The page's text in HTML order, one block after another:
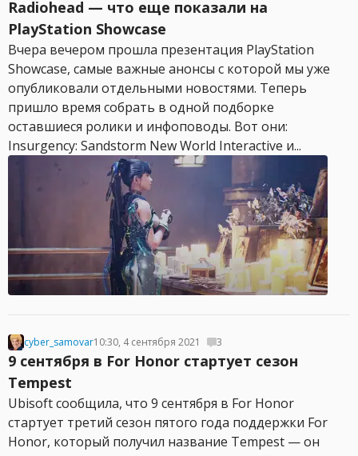
Radiohead — что еще показали на
PlayStation Showcase
Вчера вечером прошла презентация PlayStation
Showcase, самые важные анонсы с которой мы уже
опубликовали отдельными новостями. Теперь
пришло время собрать в одной подборке
оставшиеся ролики и инфоповоды. Вот они:
Insurgency: Sandstorm New World Interactive и...
cyber_samovar10:30, 4 сентября 2021 3
9 сентября в For Honor стартует сезон
Tempest
Ubisoft сообщила, что 9 сентября в For Honor
стартует третий сезон пятого года поддержки For
Honor, который получил название Tempest — он